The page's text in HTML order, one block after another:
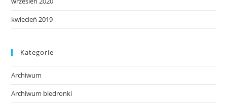
kwiecień 2019
Kategorie
Archiwum
Archiwum biedronki